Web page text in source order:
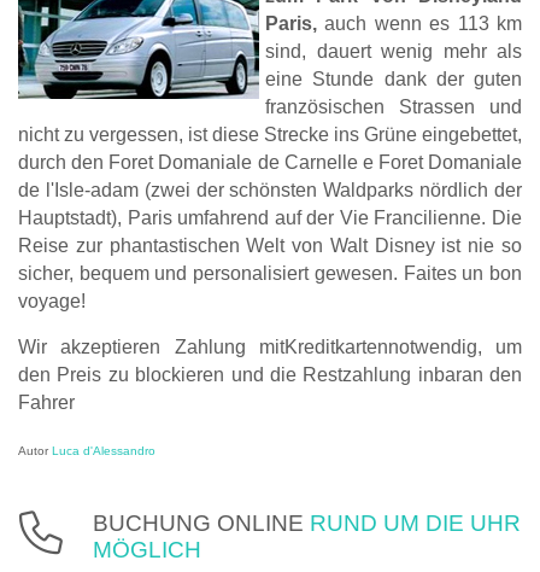
Paris, auch wenn es 113 km
sind, dauert wenig mehr als
eine Stunde dank der guten
französischen Strassen und
nicht zu vergessen, ist diese Strecke ins Grüne eingebettet,
durch den Foret Domaniale de Carnelle e Foret Domaniale
de l'Isle-adam (zwei der schönsten Waldparks nördlich der
Hauptstadt), Paris umfahrend auf der Vie Francilienne. Die
Reise zur phantastischen Welt von Walt Disney ist nie so
sicher, bequem und personalisiert gewesen. Faites un bon
voyage!
Wir akzeptieren Zahlung mitKreditkartennotwendig, um
den Preis zu blockieren und die Restzahlung inbaran den
Fahrer
Autor Luca d'Alessandro
BUCHUNG ONLINE RUND UM DIE UHR
MÖGLICH